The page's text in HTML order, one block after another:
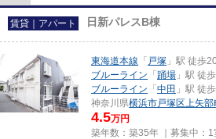
賃貸｜アパート 日新パレスB棟
東海道本線 「 戸塚 」駅 徒歩
ブルーライン 「 踊場 」駅 徒
ブルーライン 「 中田 」駅 徒
神奈川県横浜市戸塚区上矢部
4.5万円
築年数：築35年 ｜募集中： 1